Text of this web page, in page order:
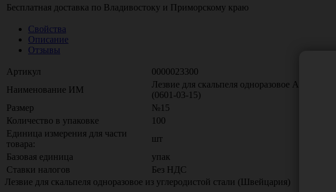
Бесплатная доставка по Владивостоку и Приморскому краю
Свойства
Описание
Отзывы
Артикул
0000023300
Наименование ИМ
Лезвие для скальпеля одноразовое
(0601-03-15)
Размер
№15
Количество в упаковке
100
Единица измерения для части
товара:
шт
Базовая единица
упак
Ставки налогов
Без НДС
Лезвие для скальпеля одноразовое из углеродистой стали (Швейцария)